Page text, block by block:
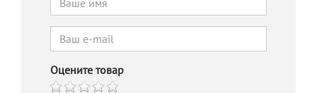
Оцените товар